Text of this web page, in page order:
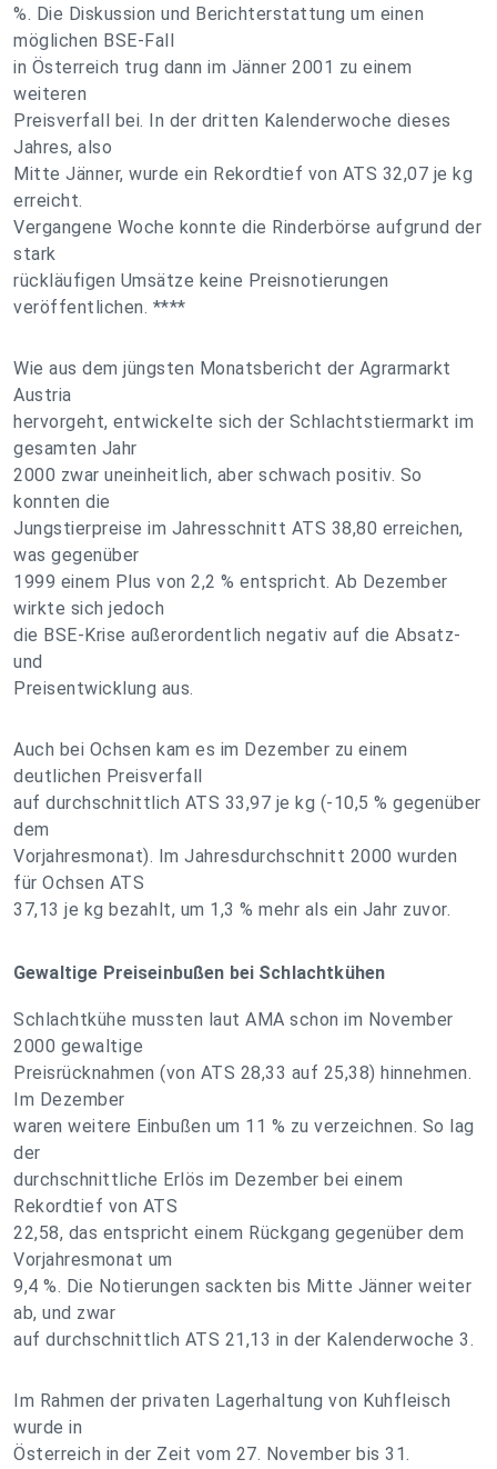
%. Die Diskussion und Berichterstattung um einen
möglichen BSE-Fall
in Österreich trug dann im Jänner 2001 zu einem
weiteren
Preisverfall bei. In der dritten Kalenderwoche dieses
Jahres, also
Mitte Jänner, wurde ein Rekordtief von ATS 32,07 je kg
erreicht.
Vergangene Woche konnte die Rinderbörse aufgrund der
stark
rückläufigen Umsätze keine Preisnotierungen
veröffentlichen. ****
Wie aus dem jüngsten Monatsbericht der Agrarmarkt
Austria
hervorgeht, entwickelte sich der Schlachtstiermarkt im
gesamten Jahr
2000 zwar uneinheitlich, aber schwach positiv. So
konnten die
Jungstierpreise im Jahresschnitt ATS 38,80 erreichen,
was gegenüber
1999 einem Plus von 2,2 % entspricht. Ab Dezember
wirkte sich jedoch
die BSE-Krise außerordentlich negativ auf die Absatz-
und
Preisentwicklung aus.
Auch bei Ochsen kam es im Dezember zu einem
deutlichen Preisverfall
auf durchschnittlich ATS 33,97 je kg (-10,5 % gegenüber
dem
Vorjahresmonat). Im Jahresdurchschnitt 2000 wurden
für Ochsen ATS
37,13 je kg bezahlt, um 1,3 % mehr als ein Jahr zuvor.
Gewaltige Preiseinbußen bei Schlachtkühen
Schlachtkühe mussten laut AMA schon im November
2000 gewaltige
Preisrücknahmen (von ATS 28,33 auf 25,38) hinnehmen.
Im Dezember
waren weitere Einbußen um 11 % zu verzeichnen. So lag
der
durchschnittliche Erlös im Dezember bei einem
Rekordtief von ATS
22,58, das entspricht einem Rückgang gegenüber dem
Vorjahresmonat um
9,4 %. Die Notierungen sackten bis Mitte Jänner weiter
ab, und zwar
auf durchschnittlich ATS 21,13 in der Kalenderwoche 3.
Im Rahmen der privaten Lagerhaltung von Kuhfleisch
wurde in
Österreich in der Zeit vom 27. November bis 31.